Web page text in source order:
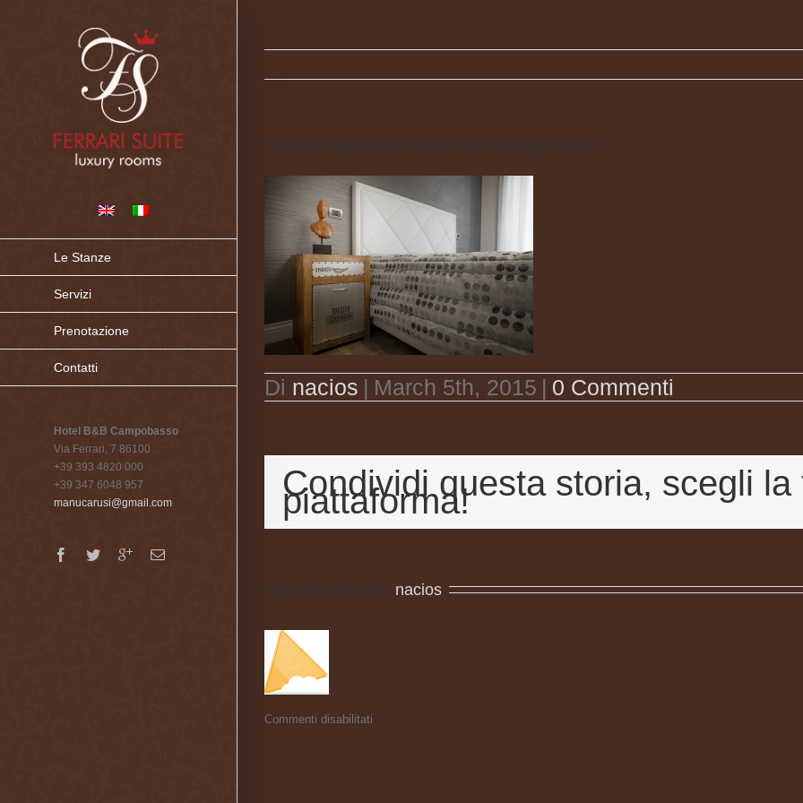
Le Stanze
Servizi
Prenotazione
Contatti
Hotel B&B Campobasso
Via Ferrari, 7 86100
+39 393 4820 000
+39 347 6048 957
manucarusi@gmail.com
Di nacios | March 5th, 2015 | 0 Commenti
Condividi questa storia, scegli la
piattaforma!
nacios
Commenti disabilitati